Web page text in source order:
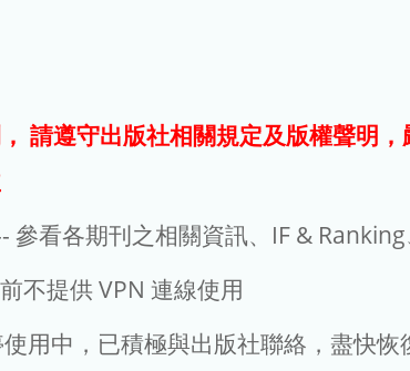
請遵守出版社相關規定及版權聲明
參看各期刊之相關資訊、IF &
不提供 VPN 連線使用
用中，已積極與出版社聯絡，盡快恢